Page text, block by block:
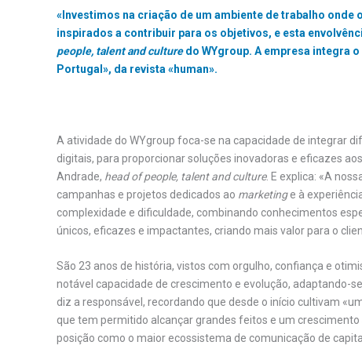
«Investimos na criação de um ambiente de trabalho
inspirados a contribuir para os objetivos, e esta
people, talent and culturedo WYgroup. A empresa integra o
Portugal», da revista «human».
A atividade do WYgroup foca-se na capacidade de integrar
digitais, para proporcionar soluções inovadoras e eficazes
Andrade, head of people, talent and culture. E explica: «A
campanhas e projetos dedicados ao marketinge à
complexidade e dificuldade, combinando conhecimentos
únicos, eficazes e impactantes, criando mais valor para o
São 23 anos de história, vistos com orgulho, confiança e
notável capacidade de crescimento e evolução, adaptando-
diz a responsável, recordando que desde o início cultivam
que tem permitido alcançar grandes feitos e um
posição como o maior ecossistema de comunicação de